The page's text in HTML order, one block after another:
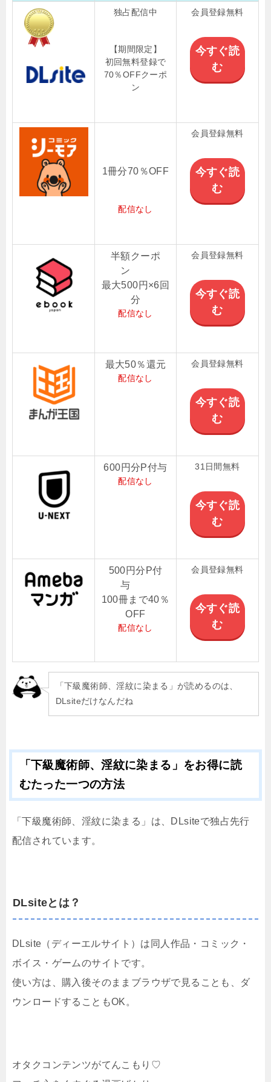
独占配信中
【期間限定】
初回無料登録で
70％OFFクーポ
ン
会員登録無料
今すぐ読
む
1冊分70％OFF
配信なし
会員登録無料
今すぐ読
む
半額クーポ
ン
最大500円×6回
分
配信なし
会員登録無料
今すぐ読
む
最大50％還元
配信なし
会員登録無料
今すぐ読
む
600円分P付与
配信なし
31日間無料
今すぐ読
む
500円分P付
与
100冊まで40％
OFF
配信なし
会員登録無料
今すぐ読
む
「下級魔術師、淫紋に染まる」が読めるのは、
DLsiteだけなんだね
「下級魔術師、淫紋に染まる」をお得に読
むたった一つの方法
「下級魔術師、淫紋に染まる」は、DLsiteで独占先行
配信されています。
DLsiteとは？
DLsite（ディーエルサイト）は同人作品・コミック・
ボイス・ゲームのサイトです。
使い方は、購入後そのままブラウザで見ることも、ダ
ウンロードすることもOK。
オタクコンテンツがてんこもり♡